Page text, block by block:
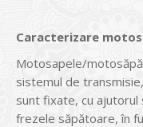
Caracterizare
Motosapele/
sistemul de
sunt fixate, cu
frezele săpătoare, în